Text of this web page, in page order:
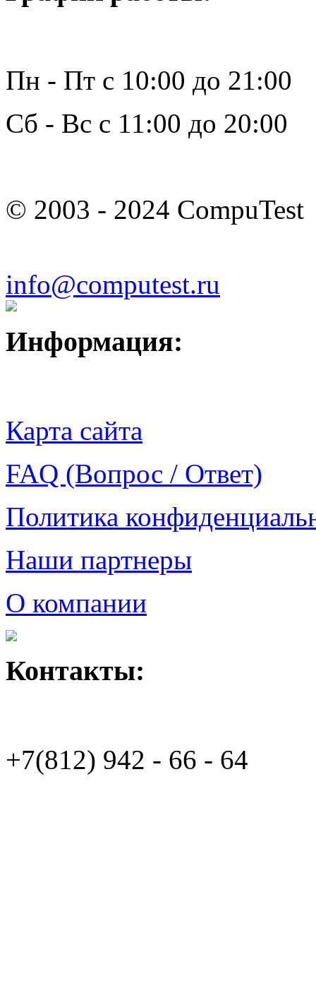
Пн - Пт с 10:00 до 21:00
Сб - Вс с 11:00 до 20:00
© 2003 - 2024 CompuTest
info@computest.ru
Информация:
Карта сайта
FAQ (Вопрос / Ответ)
Политика
Наши партнеры
О компании
Контакты:
+7(812) 942 - 66 - 64